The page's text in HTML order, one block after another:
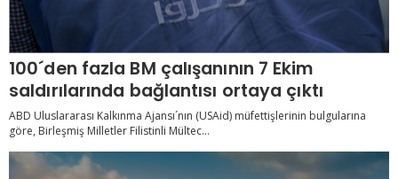
100´den fazla BM çalışanının 7 Ekim
saldırılarında bağlantısı ortaya çıktı
ABD Uluslararası Kalkınma Ajansı´nın (USAid) müfettişlerinin bulgularına
göre, Birleşmiş Milletler Filistinli Mültec...